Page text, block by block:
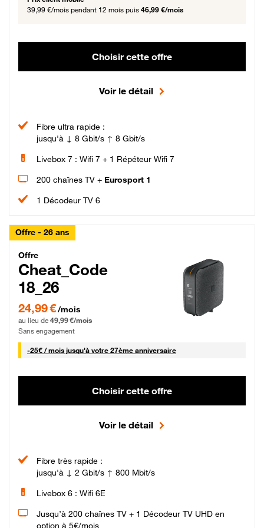
39,99 €/mois pendant 12 mois puis 46,99 €/mois
Choisir cette offre
Voir le détail
Fibre ultra rapide :
jusqu'à ↓ 8 Gbit/s ↑ 8 Gbit/s
Livebox 7 : Wifi 7 + 1 Répéteur Wifi 7
200 chaînes TV + Eurosport 1
1 Décodeur TV 6
Offre - 26 ans
Cheat_Code Fibre_18_26
Offre
Cheat_Code
18_26
24,99 € par mois pendant 0 mois puis 49,99 € par mois, Sans engagement
24,99 €/mois
au lieu de 49,99 €/mois
Sans engagement
-25€ / mois25 € par mois
jusqu'à votre 27ème anniversaire
Choisir cette offre
Voir le détail
Fibre très rapide :
jusqu'à ↓ 2 Gbit/s ↑ 800 Mbit/s
Livebox 6 : Wifi 6E
Jusqu’à 200 chaînes TV + 1 Décodeur TV UHD en
option à 5€/mois